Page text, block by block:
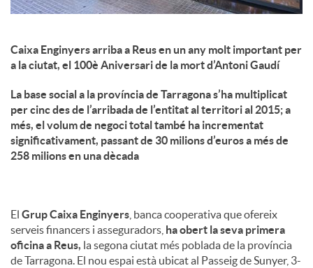
Caixa Enginyers arriba a Reus en un any molt important per
a la ciutat, el 100è Aniversari de la mort d’Antoni Gaudí
La base social a la província de Tarragona s’ha multiplicat
per cinc des de l’arribada de l’entitat al territori al 2015; a
més, el volum de negoci total també ha incrementat
significativament, passant de 30 milions d’euros a més de
258 milions en una dècada
El Grup Caixa Enginyers , banca cooperativa que ofereix
serveis financers i asseguradors, ha obert la seva primera
oficina a Reus, la segona ciutat més poblada de la província
de Tarragona. El nou espai està ubicat al Passeig de Sunyer, 3-